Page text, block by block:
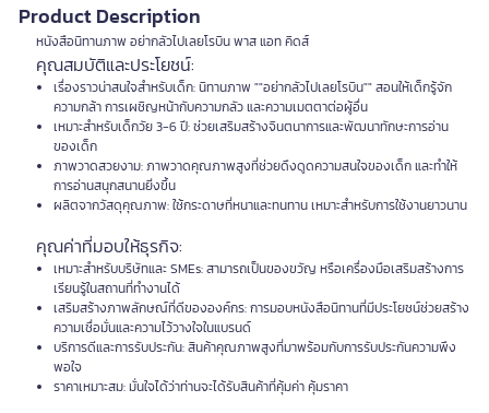
Product Description
หนังสือนิทานภาพ อย่ากลัวไปเลยโรบิน พาส แอท คิดส์
คุณสมบัติและประโยชน์:
เรื่องราวน่าสนใจสำหรับเด็ก: นิทานภาพ ""อย่ากลัวไปเลยโรบิน"" สอนให้เด็กรู้จัก
ความกล้า การเผชิญหน้ากับความกลัว และความเมตตาต่อผู้อื่น
เหมาะสำหรับเด็กวัย 3-6 ปี: ช่วยเสริมสร้างจินตนาการและพัฒนาทักษะการอ่าน
ของเด็ก
ภาพวาดสวยงาม: ภาพวาดคุณภาพสูงที่ช่วยดึงดูดความสนใจของเด็ก และทำให้
การอ่านสนุกสนานยิ่งขึ้น
ผลิตจากวัสดุคุณภาพ: ใช้กระดาษที่หนาและทนทาน เหมาะสำหรับการใช้งานยาวนาน
คุณค่าที่มอบให้ธุรกิจ:
เหมาะสำหรับบริษัทและ SMEs: สามารถเป็นของขวัญ หรือเครื่องมือเสริมสร้างการ
เรียนรู้ในสถานที่ทำงานได้
เสริมสร้างภาพลักษณ์ที่ดีขององค์กร: การมอบหนังสือนิทานที่มีประโยชน์ช่วยสร้าง
ความเชื่อมั่นและความไว้วางใจในแบรนด์
บริการดีและการรับประกัน: สินค้าคุณภาพสูงที่มาพร้อมกับการรับประกันความพึง
พอใจ
ราคาเหมาะสม: มั่นใจได้ว่าท่านจะได้รับสินค้าที่คุ้มค่า คุ้มราคา